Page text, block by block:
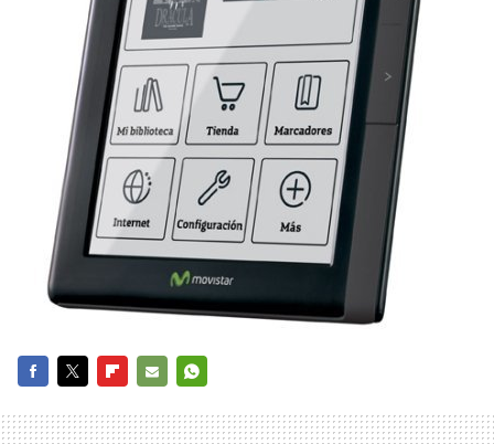
MAIL